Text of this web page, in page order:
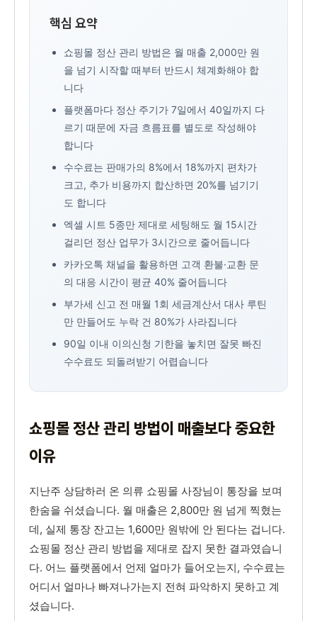
핵심 요약
쇼핑몰 정산 관리 방법은 월 매출 2,000만 원
을 넘기 시작할 때부터 반드시 체계화해야 합
니다
플랫폼마다 정산 주기가 7일에서 40일까지 다
르기 때문에 자금 흐름표를 별도로 작성해야
합니다
수수료는 판매가의 8%에서 18%까지 편차가
크고, 추가 비용까지 합산하면 20%를 넘기기
도 합니다
엑셀 시트 5종만 제대로 세팅해도 월 15시간
걸리던 정산 업무가 3시간으로 줄어듭니다
카카오톡 채널을 활용하면 고객 환불·교환 문
의 대응 시간이 평균 40% 줄어듭니다
부가세 신고 전 매월 1회 세금계산서 대사 루틴
만 만들어도 누락 건 80%가 사라집니다
90일 이내 이의신청 기한을 놓치면 잘못 빠진
수수료도 되돌려받기 어렵습니다
쇼핑몰 정산 관리 방법이 매출보다 중요한
이유
지난주 상담하러 온 의류 쇼핑몰 사장님이 통장을 보며
한숨을 쉬셨습니다. 월 매출은 2,800만 원 넘게 찍혔는
데, 실제 통장 잔고는 1,600만 원밖에 안 된다는 겁니다.
쇼핑몰 정산 관리 방법을 제대로 잡지 못한 결과였습니
다. 어느 플랫폼에서 언제 얼마가 들어오는지, 수수료는
어디서 얼마나 빠져나가는지 전혀 파악하지 못하고 계
셨습니다.